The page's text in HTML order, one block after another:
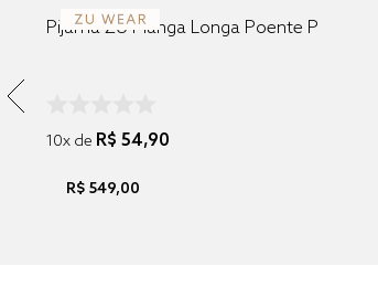
Pijama ZU Manga Longa Poente P
10x de R$ 54,90
R$ 549,00